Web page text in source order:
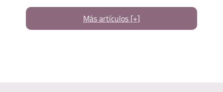
Más artículos [+]